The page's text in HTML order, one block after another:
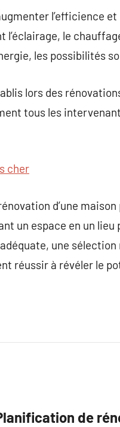
l’efficience et
le
les possibilités
lors des
tous les
cher
d’une maison
un espace en un lieu
une
réussir à révéler le
de